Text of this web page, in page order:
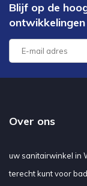
Blijf op de
ontwikkelingen
Over ons
uw sanitairwinkel in
terecht kunt voor